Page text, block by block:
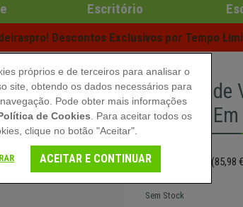
Escritório
Descontos Exclusivos por Tempo
Cadeira de
Forrada
69,90 € (85,98
Sem Stock
próprios e de terceiros para analisar o
site, obtendo os dados necessários para
Pode obter mais informações
de Cookies . Para aceitar todos os
clique no botão "Aceitar".
ACEITAR E CONTINUAR